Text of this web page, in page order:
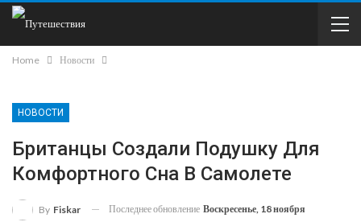
Home Новости
НОВОСТИ
Британцы Создали Подушку Для
Комфортного Сна В Самолете
By Fiskar Последнее обновление Воскресенье, 18 ноября